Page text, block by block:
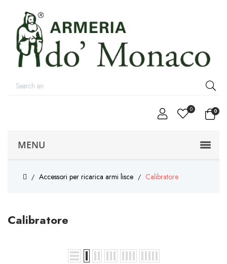
0 0
MENU
Accessori per ricarica armi lisce Calibratore
Calibratore